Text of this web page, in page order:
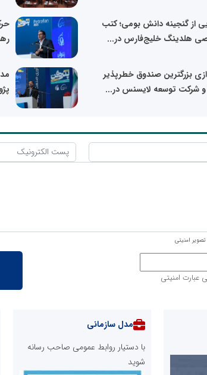
از گنجینه دانش بومی؛ کتب
هلدینگ خلیج‌فارس در...
بزرگترین صندوق خطرپذیر
شرکت توسعه لایسنس در...
عبارت امنیتی
مدل سازمانی
با دستیار روابط عمومی صاحب رسانه
شوید